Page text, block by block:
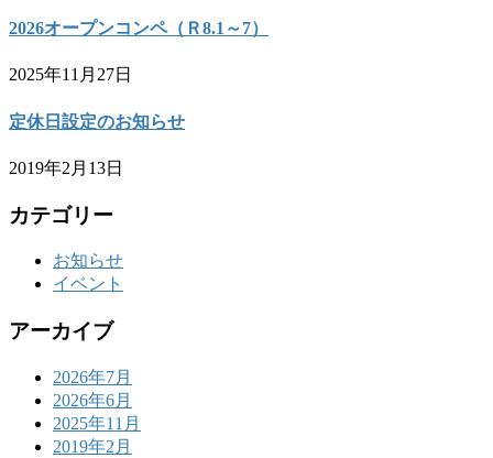
2026オープンコンペ（Ｒ8.1～7）
2025年11月27日
定休日設定のお知らせ
2019年2月13日
カテゴリー
お知らせ
イベント
アーカイブ
2026年7月
2026年6月
2025年11月
2019年2月